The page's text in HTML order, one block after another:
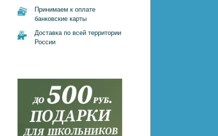
Принимаем к оплате
банковские карты
Доставка по всей территории
России